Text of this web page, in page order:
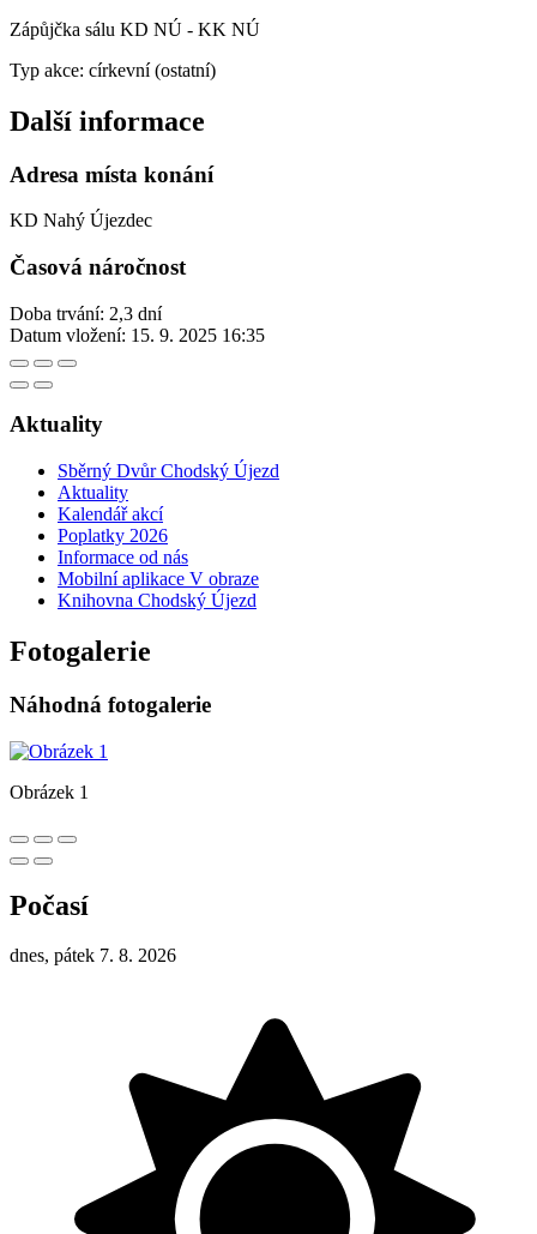
Zápůjčka sálu KD NÚ - KK NÚ
Typ akce: církevní (ostatní)
Další informace
Adresa místa konání
KD Nahý Újezdec
Časová náročnost
Doba trvání: 2,3 dní
Datum vložení: 15. 9. 2025 16:35
Aktuality
Sběrný Dvůr Chodský Újezd
Aktuality
Kalendář akcí
Poplatky 2026
Informace od nás
Mobilní aplikace V obraze
Knihovna Chodský Újezd
Fotogalerie
Náhodná fotogalerie
Obrázek 1
Počasí
dnes, pátek 7. 8. 2026